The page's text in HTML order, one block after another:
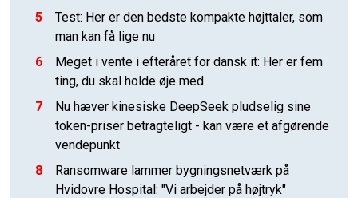
5
Test: Her er den bedste kompakte højttaler, som
man kan få lige nu
6
Meget i vente i efteråret for dansk it: Her er fem
ting, du skal holde øje med
7
Nu hæver kinesiske DeepSeek pludselig sine
token-priser betragteligt - kan være et afgørende
vendepunkt
8
Ransomware lammer bygningsnetværk på
Hvidovre Hospital: "Vi arbejder på højtryk"